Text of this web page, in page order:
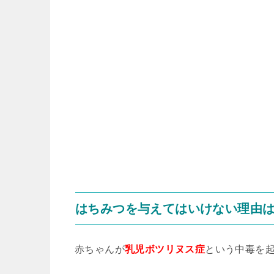
はちみつを与えてはいけない理由
赤ちゃんが乳児ボツリヌス症という中毒を